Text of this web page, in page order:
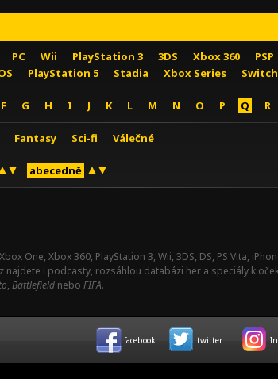
PC Wii PlayStation 3 3DS Xbox 360 PSP
PlayStation 5 Stadia Xbox Series
F G H I J K L M N O P Q R
Fantasy Sci-fi Válečné
abecedně
One, Xbox 360, PlayStation 3, Wii, 3DS, DS, PS Vita,
najdete i podcasty, rozsáhlou databázi her a speciály k
, Battlefield nebo FIFA.
facebook twitter